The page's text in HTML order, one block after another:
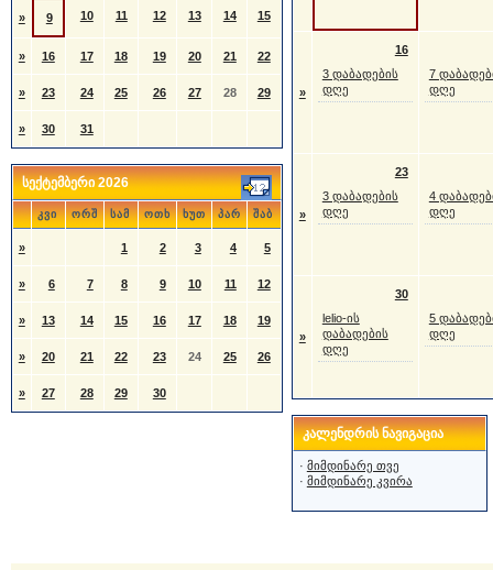
» 9 10 11 12 13 14 15
» 16 17 18 19 20 21 22
» 23 24 25 26 27 28 29
» 30 31
სექტემბერი 2026
კვი ორშ სამ ოთხ ხუთ პარ შაბ
» 1 2 3 4 5
» 6 7 8 9 10 11 12
» 13 14 15 16 17 18 19
» 20 21 22 23 24 25 26
» 27 28 29 30
»
16
3 დაბადების
დღე
7
დღე
»
23
3 დაბადების
დღე
4
დღე
»
30
lelio-ის
დაბადების
დღე
5
დღე
კალენდრის ნავიგაცია
· მიმდინარე თვე
· მიმდინარე კვირა